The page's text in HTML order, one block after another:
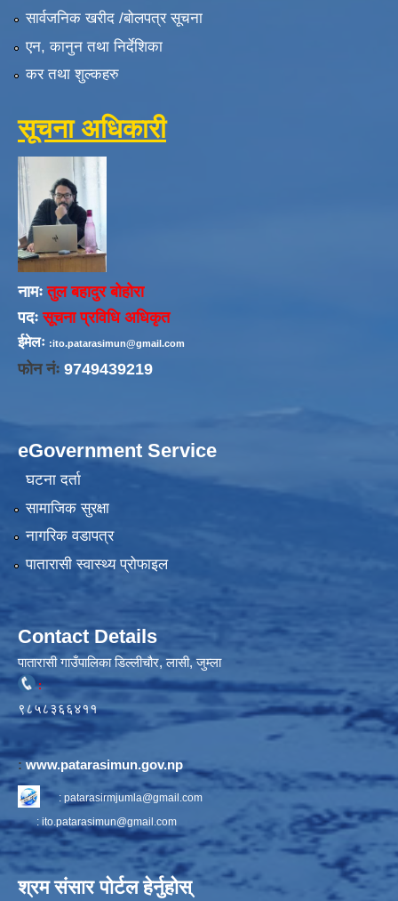
सार्वजनिक खरीद /बोलपत्र सूचना
एन, कानुन तथा निर्देशिका
कर तथा शुल्कहरु
सूचना अधिकारी
नामःतुल बहादुर बोहोरा
पदःसूचना प्रविधि अधिकृत
ईमेलः :ito.patarasimun@gmail.com
फोन नंः 9749439219
eGovernment Service
घटना दर्ता
सामाजिक सुरक्षा
नागरिक वडापत्र
पातारासी स्वास्थ्य प्रोफाइल
Contact Details
पातारासी गाउँपालिका डिल्लीचौर, लासी, जुम्ला
:
९८५८३६६४११
:www.patarasimun.gov.np
: patarasirmjumla@gmail.com
: ito.patarasimun@gmail.com
श्रम संसार पोर्टल हेर्नुहोस्